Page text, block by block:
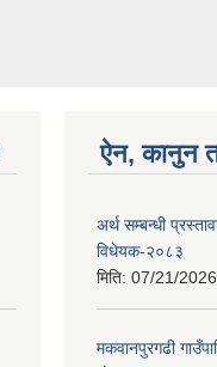
ऐन, कानुन
अर्थ सम्बन्धी
विधेयक-२०८३
मिति: 07/21/
मकवानपुरगढी